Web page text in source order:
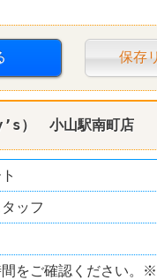
保存
） 小山駅南町店
ッフ
をご確認ください。